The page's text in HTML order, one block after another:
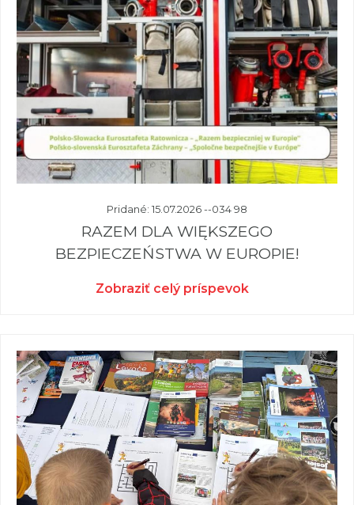
Pridané: 15.07.2026 --034 98
RAZEM DLA WIĘKSZEGO
BEZPIECZEŃSTWA W EUROPIE!
Zobraziť celý príspevok